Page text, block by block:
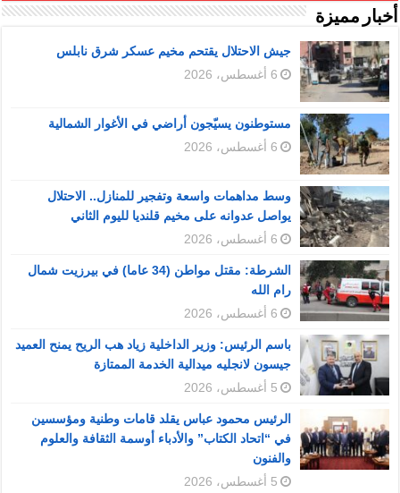
أخبار مميزة
جيش الاحتلال يقتحم مخيم عسكر شرق نابلس
6 أغسطس، 2026
مستوطنون يسيّجون أراضي في الأغوار الشمالية
6 أغسطس، 2026
وسط مداهمات واسعة وتفجير للمنازل.. الاحتلال
يواصل عدوانه على مخيم قلنديا لليوم الثاني
6 أغسطس، 2026
الشرطة: مقتل مواطن (34 عاما) في بيرزيت شمال
رام الله
6 أغسطس، 2026
باسم الرئيس: وزير الداخلية زياد هب الريح يمنح العميد
جيسون لانجليه ميدالية الخدمة الممتازة
5 أغسطس، 2026
الرئيس محمود عباس يقلد قامات وطنية ومؤسسين
في “اتحاد الكتاب” والأدباء أوسمة الثقافة والعلوم
والفنون
5 أغسطس، 2026